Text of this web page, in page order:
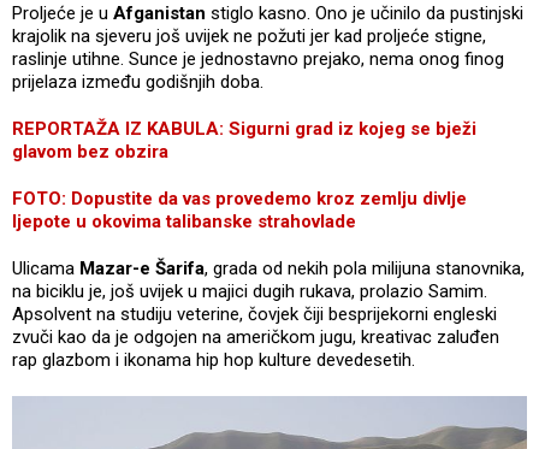
Proljeće je u Afganistan stiglo kasno. Ono je učinilo da pustinjski
krajolik na sjeveru još uvijek ne požuti jer kad proljeće stigne,
raslinje utihne. Sunce je jednostavno prejako, nema onog finog
prijelaza između godišnjih doba.
REPORTAŽA IZ KABULA: Sigurni grad iz kojeg se bježi
glavom bez obzira
FOTO: Dopustite da vas provedemo kroz zemlju divlje
ljepote u okovima talibanske strahovlade
Ulicama Mazar-e Šarifa, grada od nekih pola milijuna stanovnika,
na biciklu je, još uvijek u majici dugih rukava, prolazio Samim.
Apsolvent na studiju veterine, čovjek čiji besprijekorni engleski
zvuči kao da je odgojen na američkom jugu, kreativac zaluđen
rap glazbom i ikonama hip hop kulture devedesetih.